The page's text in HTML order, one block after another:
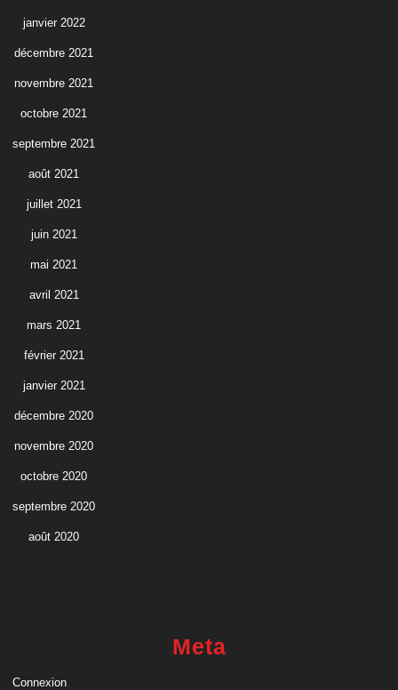
janvier 2022
décembre 2021
novembre 2021
octobre 2021
septembre 2021
août 2021
juillet 2021
juin 2021
mai 2021
avril 2021
mars 2021
février 2021
janvier 2021
décembre 2020
novembre 2020
octobre 2020
septembre 2020
août 2020
Meta
Connexion